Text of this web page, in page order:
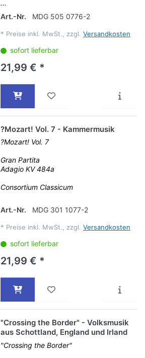
...
Art.-Nr.
MDG 505 0776-2
* Preise inkl. MwSt., zzgl. Versandkosten
sofort lieferbar
21,99 € *
?Mozart! Vol. 7 - Kammermusik
?Mozart! Vol. 7
Gran Partita
Adagio KV 484a
Consortium Classicum
Art.-Nr. MDG 301 1077-2
* Preise inkl. MwSt., zzgl. Versandkosten
sofort lieferbar
21,99 € *
"Crossing the Border" - Volksmusik
aus Schottland, England und Irland
"Crossing the Border"